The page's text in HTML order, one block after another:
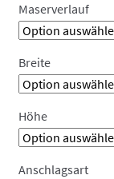
Maserverlauf
Breite
Höhe
Anschlagsart